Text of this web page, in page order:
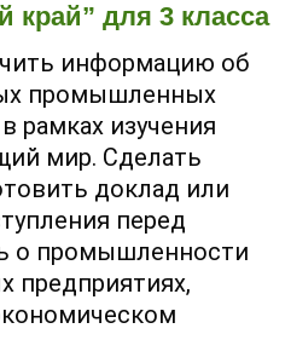
край” для 3 класса
информацию об
промышленных
рамках изучения
мир. Сделать
доклад или
перед
о промышленности
предприятиях,